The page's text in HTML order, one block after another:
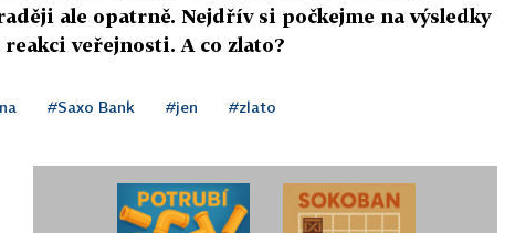
ale opatrně. Nejdřív si počkejme na výsledky
veřejnosti. A co zlato?
#Saxo Bank #jen #zlato